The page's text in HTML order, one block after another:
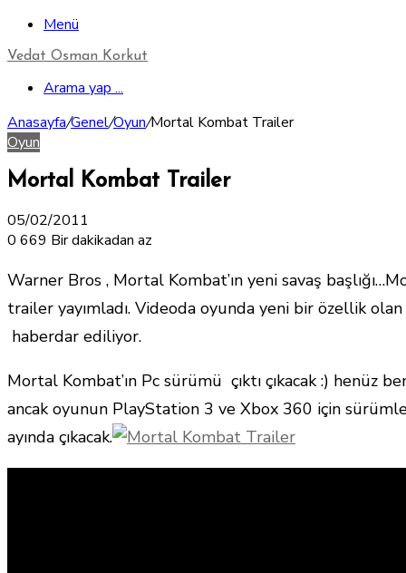
Menü
Vedat Osman Korkut
Arama yap ...
Anasayfa/Genel/Oyun/Mortal Kombat Trailer
Oyun
Mortal Kombat Trailer
05/02/2011
0 669 Bir dakikadan az
Warner Bros , Mortal Kombat’ın yeni savaş
trailer yayımladı. Videoda oyunda yeni bir özellik
haberdar ediliyor.
Mortal Kombat’ın Pc sürümü çıktı çıkacak :) henüz
ancak oyunun PlayStation 3 ve Xbox 360 için
ayında çıkacak.